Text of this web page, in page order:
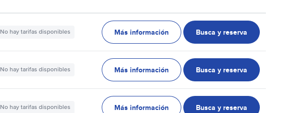
No hay tarifas disponibles Más información Busca y reserva
No hay tarifas disponibles Más información Busca y reserva
No hay tarifas disponibles Más información Busca y reserva